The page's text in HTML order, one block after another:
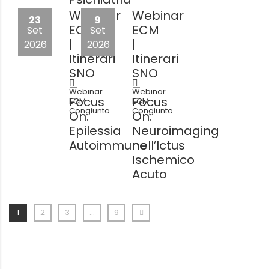
23
Set
2026
Webinar
ECM
|
Itinerari
SNO
–
Focus
On:
Epilessia
Autoimmune
Webinar
ECM
Congiunto
9
Set
2026
Webinar
ECM
|
Itinerari
SNO
–
Focus
On:
Neuroimaging
nell’Ictus
Ischemico
Acuto
Webinar
ECM
Congiunto
1 2 3 … 9